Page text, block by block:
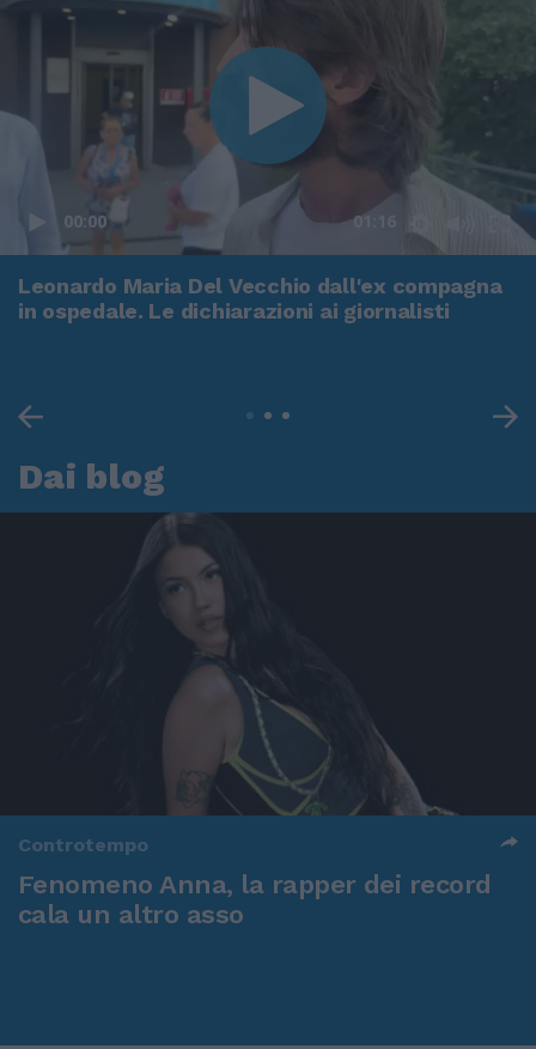
00:00 01:16
Leonardo Maria Del Vecchio dall'ex compagna
in ospedale. Le dichiarazioni ai giornalisti
Dai blog
Controtempo
Fenomeno Anna, la rapper dei record
cala un altro asso